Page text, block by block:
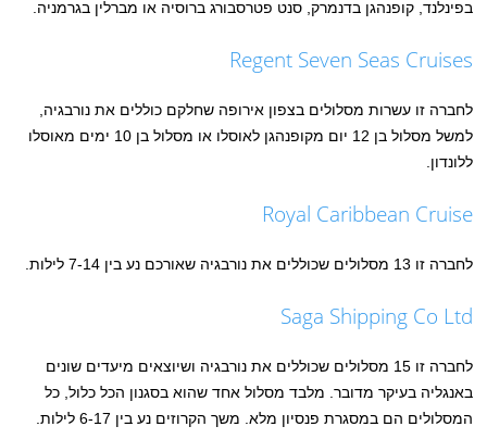
בפינלנד, קופנהגן בדנמרק, סנט פטרסבורג ברוסיה או מברלין בגרמניה.
Regent Seven Seas Cruises
לחברה זו עשרות מסלולים בצפון אירופה שחלקם כוללים את נורבגיה,
למשל מסלול בן 12 יום מקופנהגן לאוסלו או מסלול בן 10 ימים מאוסלו
ללונדון.
Royal Caribbean Cruise
לחברה זו 13 מסלולים שכוללים את נורבגיה שאורכם נע בין 7-14 לילות.
Saga Shipping Co Ltd
לחברה זו 15 מסלולים שכוללים את נורבגיה ושיוצאים מיעדים שונים
באנגליה בעיקר מדובר. מלבד מסלול אחד שהוא בסגנון הכל כלול, כל
המסלולים הם במסגרת פנסיון מלא. משך הקרוזים נע בין 6-17 לילות.